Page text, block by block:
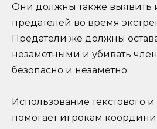
Они должны также выявить
предателей во время
Предатели же должны
незаметными и убивать
безопасно и незаметно.
Использование текстового и
помогает игрокам